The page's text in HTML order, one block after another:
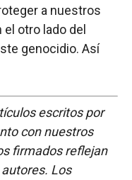
a nuestros
otro lado del
genocidio. Así
escritos por
con nuestros
firmados reflejan
Los